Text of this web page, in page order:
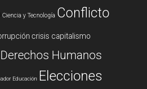
Ciencia y Tecnología Conflicto
crisis capitalismo
Derechos Humanos
Educación Elecciones